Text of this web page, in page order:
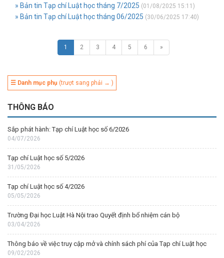
» Bản tin Tạp chí Luật học tháng 7/2025 (01/08/2025 15:11)
» Bản tin Tạp chí Luật học tháng 06/2025 (30/06/2025 17:40)
1 2 3 4 5 6 »
☰ Danh mục phụ (trượt sang phải → )
THÔNG BÁO
Sắp phát hành: Tạp chí Luật học số 6/2026
04/07/2026
Tạp chí Luật học số 5/2026
31/05/2026
Tạp chí Luật học số 4/2026
05/05/2026
Trường Đại học Luật Hà Nội trao Quyết định bổ nhiệm cán bộ
03/04/2026
Thông báo về việc truy cập mở và chính sách phí của Tạp chí Luật học
09/02/2026